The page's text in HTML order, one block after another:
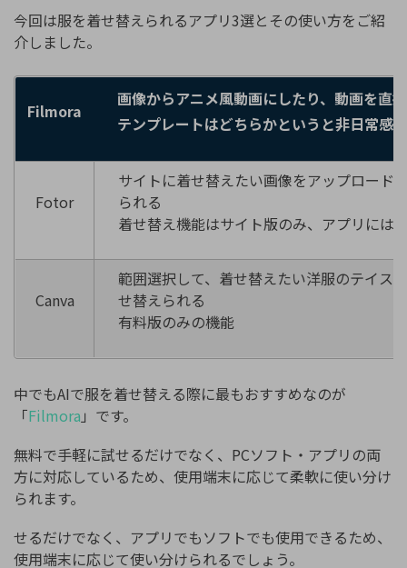
今回は服を着せ替えられるアプリ3選とその使い方をご紹
介しました。
Filmora
画像からアニメ風動画にしたり、動画を直
テンプレートはどちらかというと非日常感
Fotor
サイトに着せ替えたい画像をアップロード
られる
着せ替え機能はサイト版のみ、アプリには
Canva
範囲選択して、着せ替えたい洋服のテイス
せ替えられる
有料版のみの機能
中でもAIで服を着せ替える際に最もおすすめなのが
「Filmora 」です。
無料で手軽に試せるだけでなく、PCソフト・アプリの両
方に対応しているため、使用端末に応じて柔軟に使い分け
られます。
せるだけでなく、アプリでもソフトでも使用できるため、
使用端末に応じて使い分けられるでしょう。